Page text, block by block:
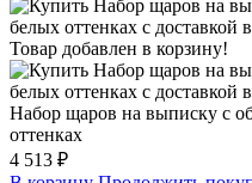
Товар добавлен в корзину!
Набор щаров на выписку с
оттенках
4 513 ₽